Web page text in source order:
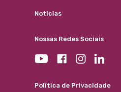
Notícias
Nossas Redes Sociais
Política de Privacidade